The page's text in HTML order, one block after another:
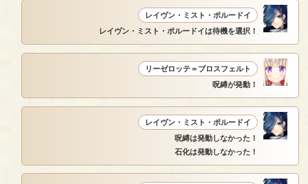
レイヴン・ミスト・ポルードイ
レイヴン・ミスト・ポルードイは待機を選択！
リーゼロッテ＝ブロスフェルト
呪縛が発動！
レイヴン・ミスト・ポルードイ
呪縛は発動しなかった！
石化は発動しなかった！